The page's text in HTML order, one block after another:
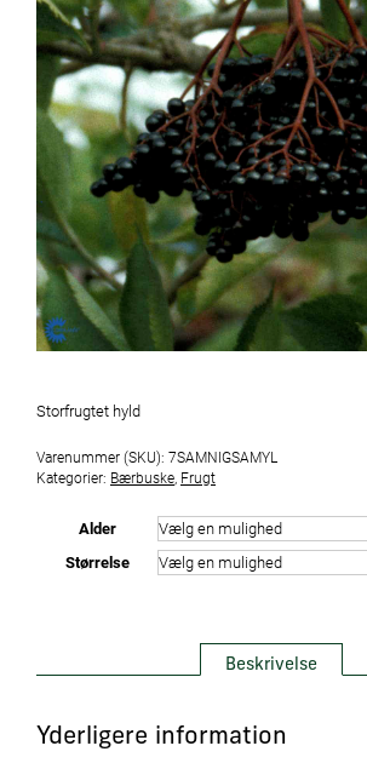
Storfrugtet hyld
Varenummer (SKU): 7SAMNIGSAMYL
Kategorier: Bærbuske Frugt
Alder
Størrelse
Beskrivelse
Yderligere information